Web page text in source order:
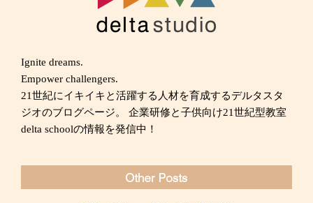
Ignite dreams.
Empower challengers.
21世紀にイキイキと活躍する人材を育成するデルタスタ
ジオのブログページ。 企業研修と子供向け21世紀型教室
delta schoolの情報を発信中！